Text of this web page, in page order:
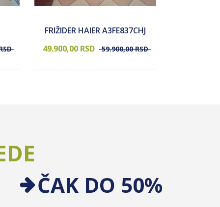
FRIŽIDER HAIER A3FE837CHJ
49.900,00 RSD 59.900,00 RSD
ČAK DO 50%